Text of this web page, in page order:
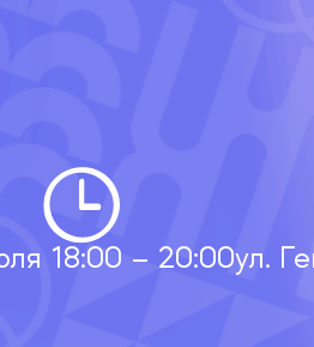
18:00 – 20:00ул.